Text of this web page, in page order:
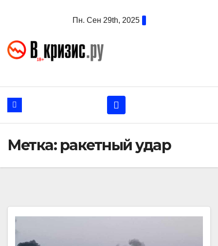
Пн. Сен 29th, 2025
Метка: ракетный удар